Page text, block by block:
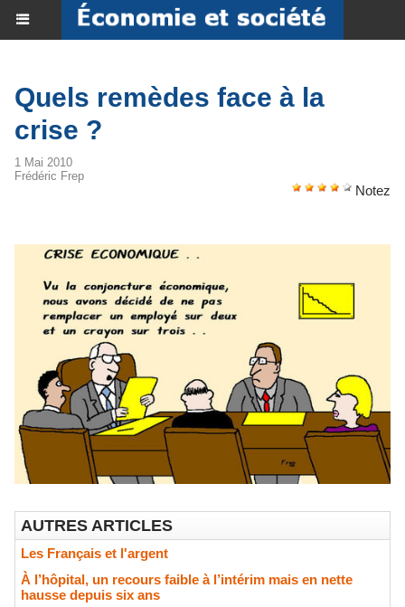
Quels remèdes face à la
crise ?
1 Mai 2010
Frédéric Frep
Notez
AUTRES ARTICLES
Les Français et l'argent
À l’hôpital, un recours faible à l’intérim mais en nette
hausse depuis six ans